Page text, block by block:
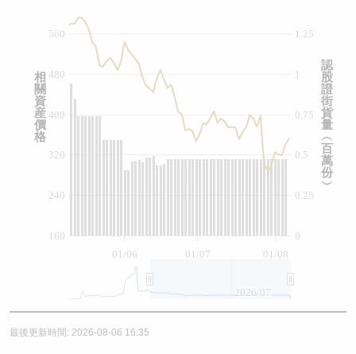
01/06 01/07 01/08
0
0.25
0.5
0.75
1
1.25
240
320
400
480
560
160
2026/07
認
股
證
街
貨
量
︵
百
萬
份
︶
相
關
資
産
價
格
最後更新時間: 2026-08-06 16:35
認股證文件及公告 (瑞信)
牛熊證速算機
牛熊證文件及公告
牛熊證文件及公告 (瑞信)
即市板塊表現
收市競價變化